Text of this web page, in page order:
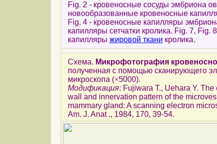
Fig. 2 - кровеносные сосуды эмбриона
новообразованные кровеносные
Fig. 4 - кровеносные капилляры
капилляры сетчатки кролика. Fig. 7, Fig.
капилляры жировой ткани кролика.
Схема. Микрофотография
полученная с помощью сканирующего
микроскопа (×5000).
Модификация: Fujiwara T., Uehara Y.
wall and innervation pattern of the
mammary gland: A scanning electron
Am. J. Anat ., 1984, 170, 39-54.